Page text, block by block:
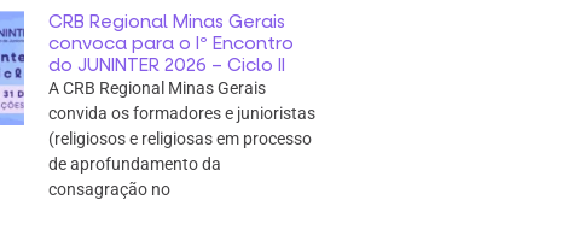
CRB Regional Minas Gerais
convoca para o Iº Encontro
do JUNINTER 2026 – Ciclo II
A CRB Regional Minas Gerais
convida os formadores e junioristas
(religiosos e religiosas em processo
de aprofundamento da
consagração no